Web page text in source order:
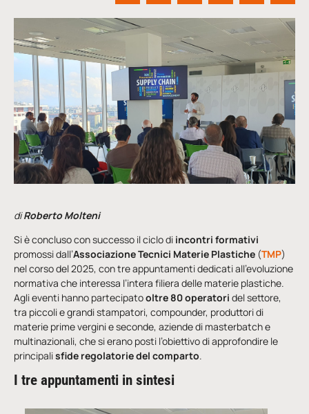
diRoberto Molteni
Si è concluso con successo il ciclo di incontri formativi
promossi dall’Associazione Tecnici Materie Plastiche (TMP)
nel corso del 2025, con tre appuntamenti dedicati all’evoluzione
normativa che interessa l’intera filiera delle materie plastiche.
Agli eventi hanno partecipatooltre 80 operatori del settore,
tra piccoli e grandi stampatori, compounder, produttori di
materie prime vergini e seconde, aziende di masterbatch e
multinazionali, che si erano posti l’obiettivo di approfondire le
principalisfide regolatorie del comparto.
I tre appuntamenti in sintesi